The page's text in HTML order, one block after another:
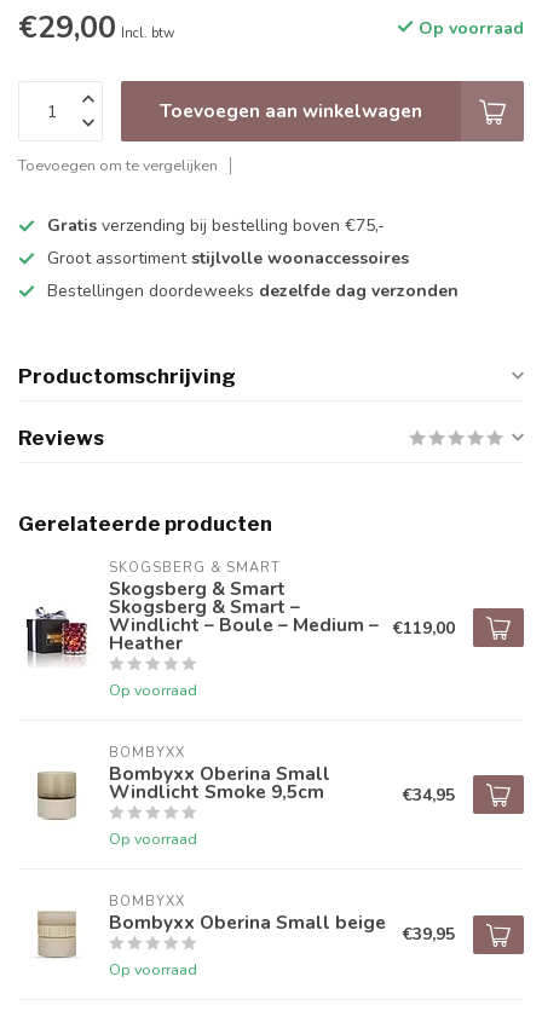
€29,00 Incl. btw Op voorraad
Toevoegen aan winkelwagen
Toevoegen om te vergelijken
Gratis verzending bij bestelling boven €75,-
Groot assortiment stijlvolle woonaccessoires
Bestellingen doordeweeks dezelfde dag verzonden
Productomschrijving
Reviews
Gerelateerde producten
SKOGSBERG & SMART
Skogsberg & Smart
Skogsberg & Smart –
Windlicht – Boule – Medium –
Heather
Op voorraad
€119,00
BOMBYXX
Bombyxx Oberina Small
Windlicht Smoke 9,5cm
Op voorraad
€34,95
BOMBYXX
Bombyxx Oberina Small beige
Op voorraad
€39,95